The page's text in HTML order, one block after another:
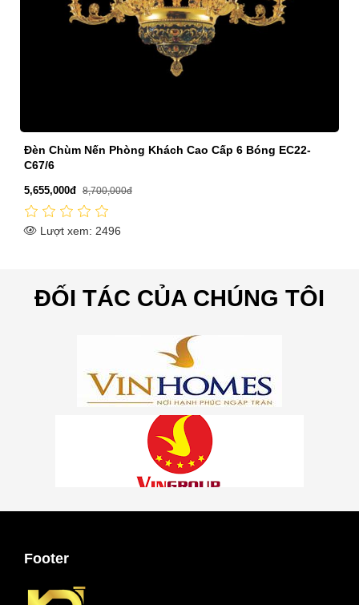
Khách Cao Cấp 6 Bóng EC22- Staircase
ĐỐI TÁC CỦA CHÚNG TÔI
Footer